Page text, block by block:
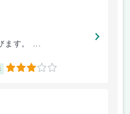
ます。 ...
3